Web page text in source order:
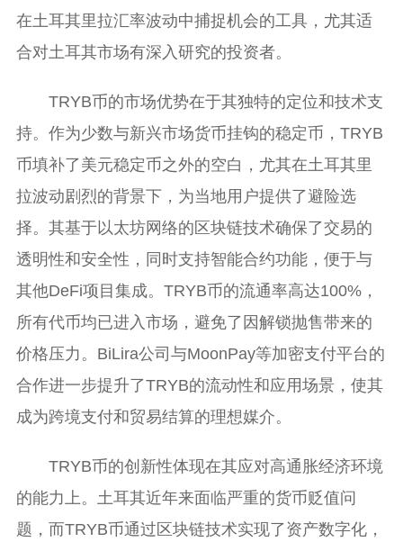
在土耳其里拉汇率波动中捕捉机会的工具，尤其适
合对土耳其市场有深入研究的投资者。
TRYB币的市场优势在于其独特的定位和技术支
持。作为少数与新兴市场货币挂钩的稳定币，TRYB
币填补了美元稳定币之外的空白，尤其在土耳其里
拉波动剧烈的背景下，为当地用户提供了避险选
择。其基于以太坊网络的区块链技术确保了交易的
透明性和安全性，同时支持智能合约功能，便于与
其他DeFi项目集成。TRYB币的流通率高达100%，
所有代币均已进入市场，避免了因解锁抛售带来的
价格压力。BiLira公司与MoonPay等加密支付平台的
合作进一步提升了TRYB的流动性和应用场景，使其
成为跨境支付和贸易结算的理想媒介。
TRYB币的创新性体现在其应对高通胀经济环境
的能力上。土耳其近年来面临严重的货币贬值问
题，而TRYB币通过区块链技术实现了资产数字化，